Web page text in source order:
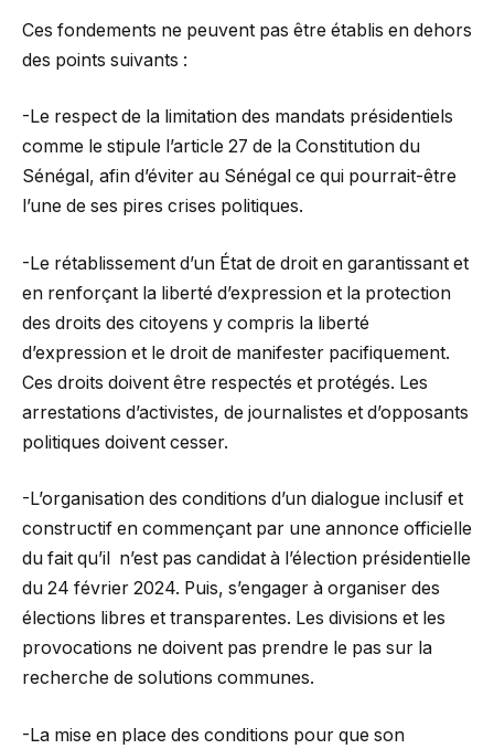
Ces fondements ne peuvent pas être établis en dehors
des points suivants :
-Le respect de la limitation des mandats présidentiels
comme le stipule l’article 27 de la Constitution du
Sénégal, afin d’éviter au Sénégal ce qui pourrait-être
l’une de ses pires crises politiques.
-Le rétablissement d’un État de droit en garantissant et
en renforçant la liberté d’expression et la protection
des droits des citoyens y compris la liberté
d’expression et le droit de manifester pacifiquement.
Ces droits doivent être respectés et protégés. Les
arrestations d’activistes, de journalistes et d’opposants
politiques doivent cesser.
-L’organisation des conditions d’un dialogue inclusif et
constructif en commençant par une annonce officielle
du fait qu’il n’est pas candidat à l’élection présidentielle
du 24 février 2024. Puis, s’engager à organiser des
élections libres et transparentes. Les divisions et les
provocations ne doivent pas prendre le pas sur la
recherche de solutions communes.
-La mise en place des conditions pour que son